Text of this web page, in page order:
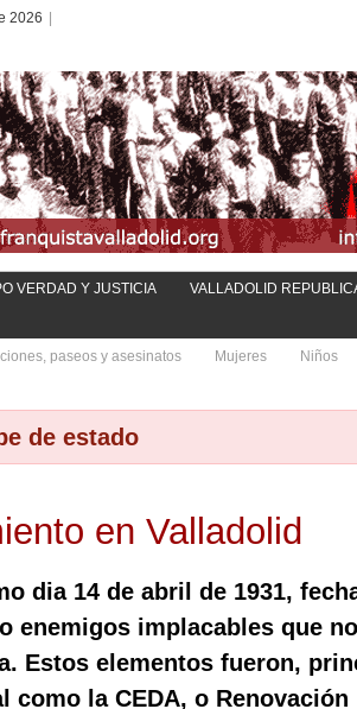
2026
VERDAD Y JUSTICIA
VALLADOLID
paseos y asesinatos Mujeres Niños
de estado
en Valladolid
dia 14 de abril de 1931,
enemigos implacables que
Estos elementos fueron,
como la CEDA, o